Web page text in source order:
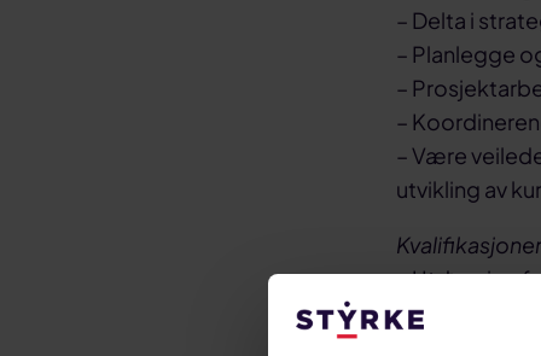
– Delta i
– Planlegge
–
–
– Være
utvikling av
– Utdanning
relevant